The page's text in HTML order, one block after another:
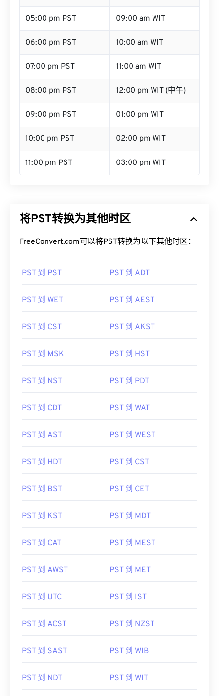
05:00 pm PST 09:00 am WIT
06:00 pm PST 10:00 am WIT
07:00 pm PST 11:00 am WIT
08:00 pm PST 12:00 pm WIT (中午)
09:00 pm PST 01:00 pm WIT
10:00 pm PST 02:00 pm WIT
11:00 pm PST 03:00 pm WIT
将PST转换为其他时区
FreeConvert.com可以将PST转换为以下其他时区：
PST 到 PST PST 到 ADT
PST 到 WET PST 到 AEST
PST 到 CST PST 到 AKST
PST 到 MSK PST 到 HST
PST 到 NST PST 到 PDT
PST 到 CDT PST 到 WAT
PST 到 AST PST 到 WEST
PST 到 HDT PST 到 CST
PST 到 BST PST 到 CET
PST 到 KST PST 到 MDT
PST 到 CAT PST 到 MEST
PST 到 AWST PST 到 MET
PST 到 UTC PST 到 IST
PST 到 ACST PST 到 NZST
PST 到 SAST PST 到 WIB
PST 到 NDT PST 到 WIT